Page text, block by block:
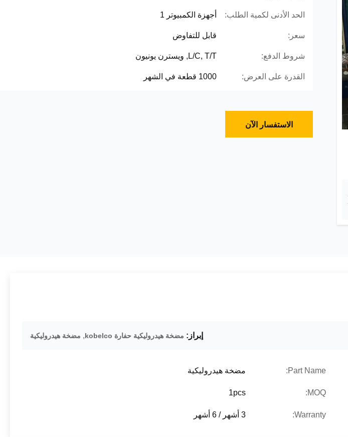
الحد الأدنى لكمية الطلب: أجهزة الكمبيوتر 1
سعر: قابل للتفاوض
شروط الدفع: L/C, T/T, ويسترن يونيون
القدرة على العرض: 1000 قطعة في الشهر
الاستفسار الآن
إبراز: مضخة هيدروليكية حفارة kobelco , مضخة هيدروليكية
Part Name: مضخة هيدروليكية
MOQ:
1pcs
Warranty: 3 أشهر / 6 أشهر